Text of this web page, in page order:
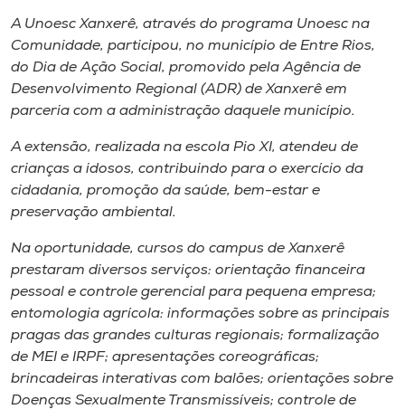
Unoesc
Store
Selecione
o idioma
A Unoesc Xanxerê, através do programa Unoesc na
Comunidade, participou, no município de Entre Rios,
do Dia de Ação Social, promovido pela Agência de
Desenvolvimento Regional (ADR) de Xanxerê em
parceria com a administração daquele município.
A extensão, realizada na escola Pio XI, atendeu de
crianças a idosos, contribuindo para o exercício da
cidadania, promoção da saúde, bem-estar e
preservação ambiental.
Na oportunidade, cursos do campus de Xanxerê
prestaram diversos serviços: orientação financeira
pessoal e controle gerencial para pequena empresa;
entomologia agrícola: informações sobre as principais
pragas das grandes culturas regionais; formalização
de MEI e IRPF; apresentações coreográficas;
brincadeiras interativas com balões; orientações sobre
Doenças Sexualmente Transmissíveis; controle de